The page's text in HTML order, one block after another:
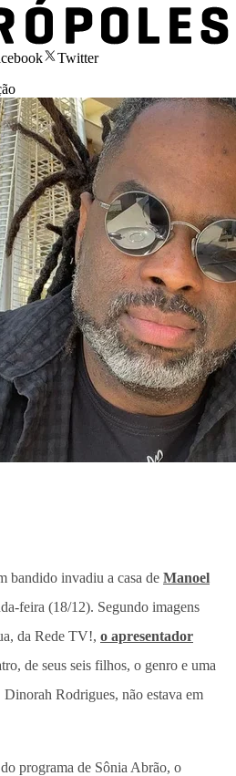
Twitter
bandido invadiu a casa de Manoel
feira (18/12). Segundo imagens
da Rede TV!, o apresentador
de seus seis filhos, o genro e uma
Dinorah Rodrigues, não estava em
programa de Sônia Abrão, o